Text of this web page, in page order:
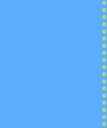
o
o
o
o
o
o
o
o
o
o
o
o
o
o
o
o
o
o